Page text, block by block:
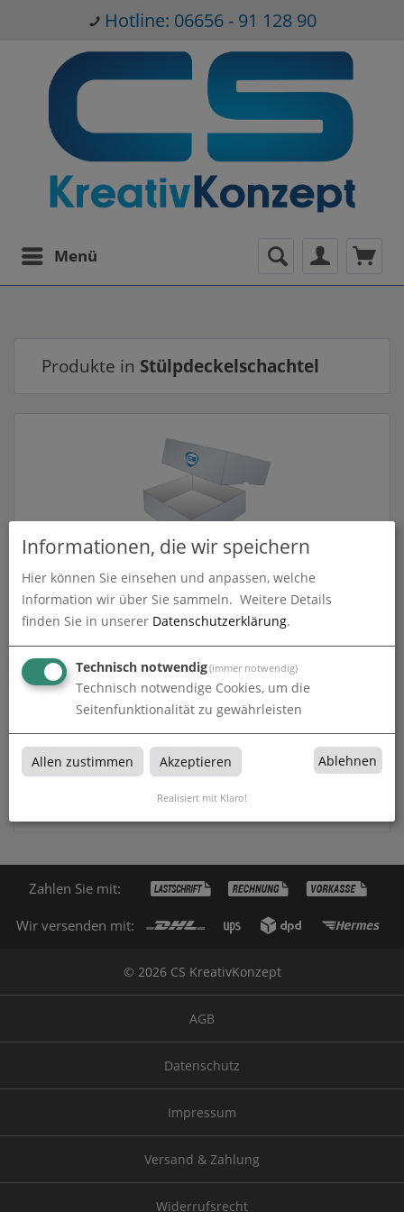
Hotline: 06656 - 91 128 90
Menü
Produkte in Stülpdeckelschachtel
Stülpdeckelschachtel
zum Artikel
Stülpdeckelschachtel
Zahlen Sie mit:
Wir versenden mit:
© 2026 CS KreativKonzept
AGB
Datenschutz
Impressum
Versand & Zahlung
Widerrufsrecht
Informationen, die wir speichern
Hier können Sie einsehen und anpassen, welche
Information wir über Sie sammeln. Weitere Details
finden Sie in unserer Datenschutzerklärung.
Technisch notwendig(immer notwendig)
Technisch notwendige Cookies, um die
Seitenfunktionalität zu gewährleisten
Allen zustimmen Akzeptieren Ablehnen
Realisiert mit Klaro!